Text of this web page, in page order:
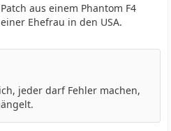
aus einem Phantom F4
Ehefrau in den USA.
jeder darf Fehler machen,